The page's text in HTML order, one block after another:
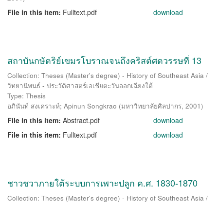
File in this item: Fulltext.pdf download
สถาบันกษัตริย์เขมรโบราณจนถึงคริสต์ศตวรรษที่ 13
Collection: Theses (Master's degree) - History of Southeast Asia /
วิทยานิพนธ์ - ประวัติศาสตร์เอเชียตะวันออกเฉียงใต้
Type: Thesis
อภินันท์ สงเคราะห์; Apinun Songkrao (มหาวิทยาลัยศิลปากร, 2001)
File in this item: Abstract.pdf
download
File in this item: Fulltext.pdf download
ชาวชวาภายใต้ระบบการเพาะปลูก ค.ศ. 1830-1870
Collection: Theses (Master's degree) - History of Southeast Asia /